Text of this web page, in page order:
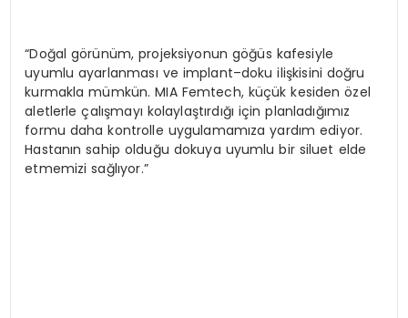
“Doğal görünüm, projeksiyonun göğüs kafesiyle
uyumlu ayarlanması ve implant–doku ilişkisini doğru
kurmakla mümkün. MIA Femtech, küçük kesiden özel
aletlerle çalışmayı kolaylaştırdığı için planladığımız
formu daha kontrolle uygulamamıza yardım ediyor.
Hastanın sahip olduğu dokuya uyumlu bir siluet elde
etmemizi sağlıyor.”